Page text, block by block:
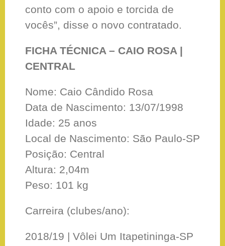
conto com o apoio e torcida de
vocês”, disse o novo contratado.
FICHA TÉCNICA – CAIO ROSA |
CENTRAL
Nome: Caio Cândido Rosa
Data de Nascimento: 13/07/1998
Idade: 25 anos
Local de Nascimento: São Paulo-SP
Posição: Central
Altura: 2,04m
Peso: 101 kg
Carreira (clubes/ano):
2018/19 | Vôlei Um Itapetininga-SP